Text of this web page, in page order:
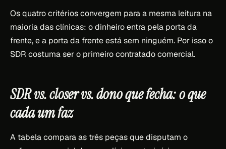
Os quatro critérios convergem para a mesma leitura na
maioria das clínicas: o dinheiro entra pela porta da
frente, e a porta da frente está sem ninguém. Por isso o
SDR costuma ser o primeiro contratado comercial.
SDR vs. closer vs. dono que fecha: o que
cada um faz
A tabela compara as três peças que disputam o